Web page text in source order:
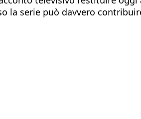
la serie può davvero